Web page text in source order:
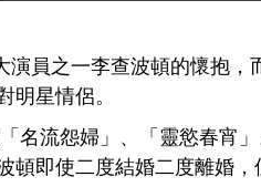
員之一李查波頓的懷抱，
星情侶。
流怨婦」、「靈慾春宵」
即使二度結婚二度離婚